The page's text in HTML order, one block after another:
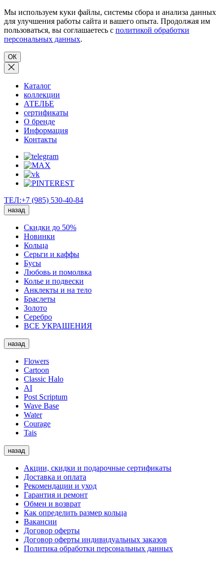
Мы используем куки файлы, системы сбора и анализа данных
для улучшения работы сайта и вашего опыта. Продолжая им
пользоваться, вы соглашаетесь с политикой обработки
персональных данных.
ОК
Каталог
коллекции
АТЕЛЬЕ
сертификаты
О бренде
Информация
Контакты
ТЕЛ:+7 (985) 530-40-84
назад
Скидки до 50%
Новинки
Кольца
Серьги и каффы
Бусы
Любовь и помолвка
Колье и подвески
Анклекты и на тело
Браслеты
Золото
Серебро
ВСЕ УКРАШЕНИЯ
назад
Flowers
Cartoon
Classic Halo
AI
Post Scriptum
Wave Base
Water
Courage
Tais
назад
Акции, скидки и подарочные сертификаты
Доставка и оплата
Рекомендации и уход
Гарантия и ремонт
Обмен и возврат
Как определить размер кольца
Вакансии
Договор оферты
Договор оферты индивидуальных заказов
Политика обработки персональных данных